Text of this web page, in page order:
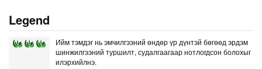
Legend
Ийм тэмдэг нь эмчилгээний өндөр үр дүнтэй бөгөөд эрдэм
шинжилгээний туршилт, судалгаагаар нотлогдсон болохыг
илэрхийлнэ.